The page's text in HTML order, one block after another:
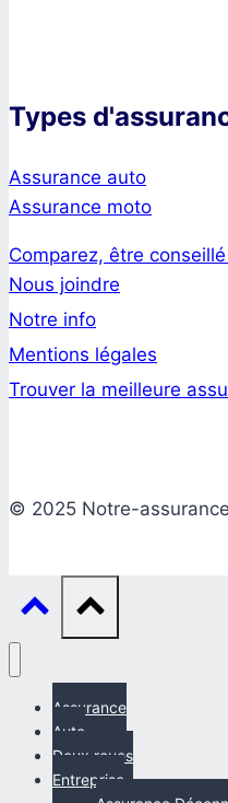
Types
Assurance auto
Assurance moto
Comparez, être
Nous joindre
Notre info
Mentions légales
Trouver la meilleure
© 2025 Notre-
Assurance
Auto
Deux roues
Entreprise